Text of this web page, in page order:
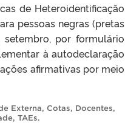
de Heteroidentificação
pessoas negras (pretas
por formulário
à autodeclaração
afirmativas por meio
Externa, Cotas, Docentes,
, TAEs.